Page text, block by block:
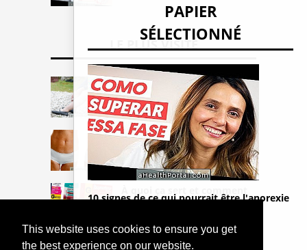
This website uses cookies to ensure you get
the best experience on our website.
PAPIER
SÉLECTIONNÉ
10 signes de ce qui pourrait être l'anorexie
LE PLUS VISITÉ
Symptômes de thrombose
pendant la grossesse et
traitement
Comment se fait la
liposculpture du plâtre?